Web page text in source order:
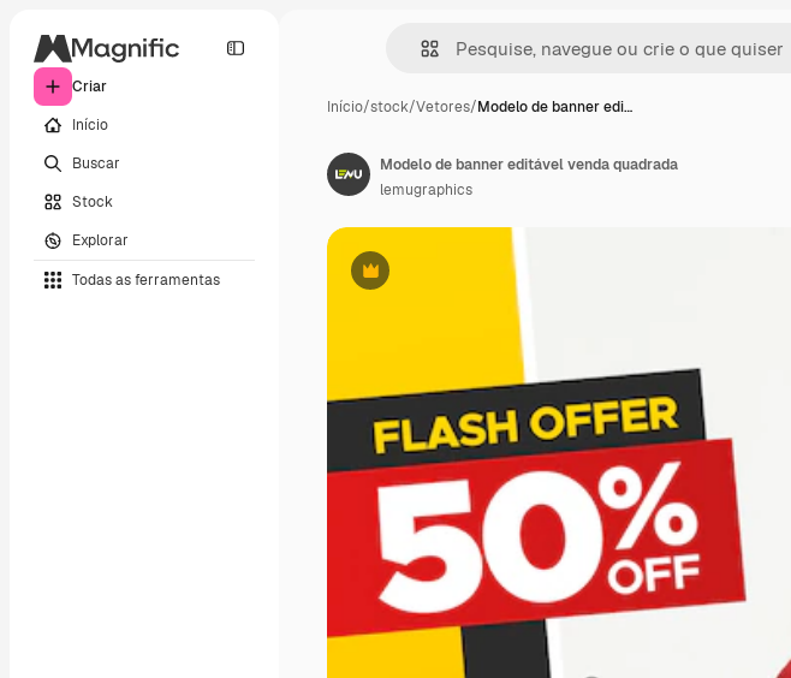
Criar
Início
Buscar
Stock
Explorar
Todas as ferramentas
Início/stock/Vetores/Modelo de banner edi…
Premium
Modelo de banner editável venda quadrada
lemugraphics